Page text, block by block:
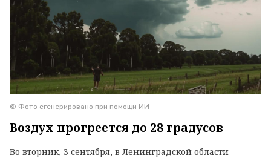
© Фото сгенерировано при помощи ИИ
Воздух прогреется до 28 градусов
Во вторник, 3 сентября, в Ленинградской области